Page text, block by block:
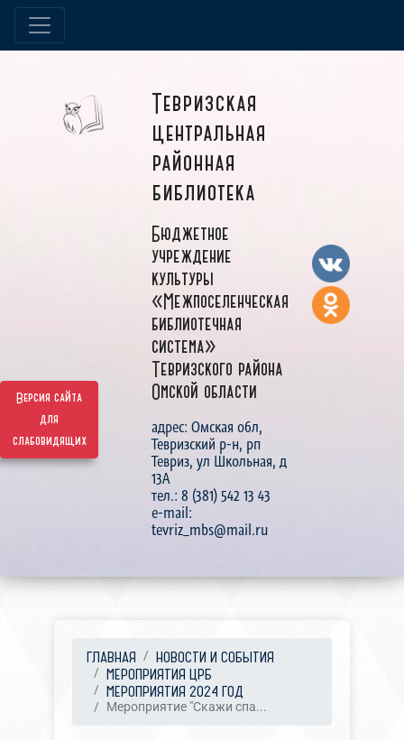
Версия сайта
для
слабовидящих
Тевризская
центральная
районная
библиотека
Бюджетное
учреждение
культуры
«Межпоселенческая
библиотечная
система»
Тевризского района
Омской области
адрес: Омская обл,
Тевризский р-н, рп
Тевриз, ул Школьная, д
13А
тел.: 8 (381) 542 13 43
e-mail:
tevriz_mbs@mail.ru
ГЛАВНАЯ
НОВОСТИ И СОБЫТИЯ
МЕРОПРИЯТИЯ ЦРБ
МЕРОПРИЯТИЯ 2024 ГОД
Мероприятие "Скажи спа...